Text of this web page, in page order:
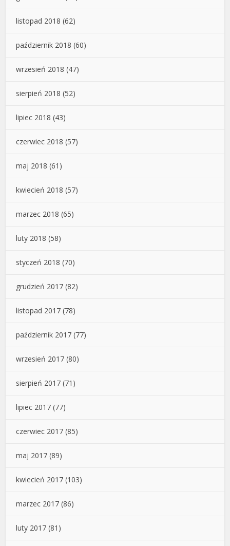
listopad 2018 (62)
październik 2018 (60)
wrzesień 2018 (47)
sierpień 2018 (52)
lipiec 2018 (43)
czerwiec 2018 (57)
maj 2018 (61)
kwiecień 2018 (57)
marzec 2018 (65)
luty 2018 (58)
styczeń 2018 (70)
grudzień 2017 (82)
listopad 2017 (78)
październik 2017 (77)
wrzesień 2017 (80)
sierpień 2017 (71)
lipiec 2017 (77)
czerwiec 2017 (85)
maj 2017 (89)
kwiecień 2017 (103)
marzec 2017 (86)
luty 2017 (81)